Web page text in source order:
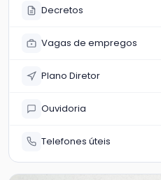
Decretos
Vagas de empregos
Plano Diretor
Ouvidoria
Telefones úteis